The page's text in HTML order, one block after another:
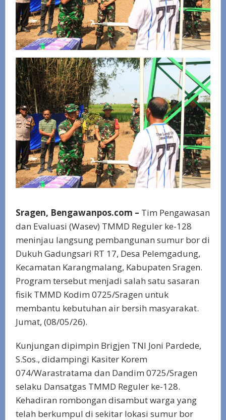
Sragen, Bengawanpos.com – Tim Pengawasan
dan Evaluasi (Wasev) TMMD Reguler ke-128
meninjau langsung pembangunan sumur bor di
Dukuh Gadungsari RT 17, Desa Pelemgadung,
Kecamatan Karangmalang, Kabupaten Sragen.
Program tersebut menjadi salah satu sasaran
fisik TMMD Kodim 0725/Sragen untuk
membantu kebutuhan air bersih masyarakat.
Jumat, (08/05/26).
Kunjungan dipimpin Brigjen TNI Joni Pardede,
S.Sos., didampingi Kasiter Korem
074/Warastratama dan Dandim 0725/Sragen
selaku Dansatgas TMMD Reguler ke-128.
Kehadiran rombongan disambut warga yang
telah berkumpul di sekitar lokasi sumur bor